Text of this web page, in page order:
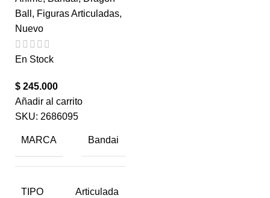
Ball , Figuras Articuladas,
Nuevo
En Stock
$ 245.000
Añadir al carrito
SKU: 2686095
MARCA Bandai
TIPO Articulada